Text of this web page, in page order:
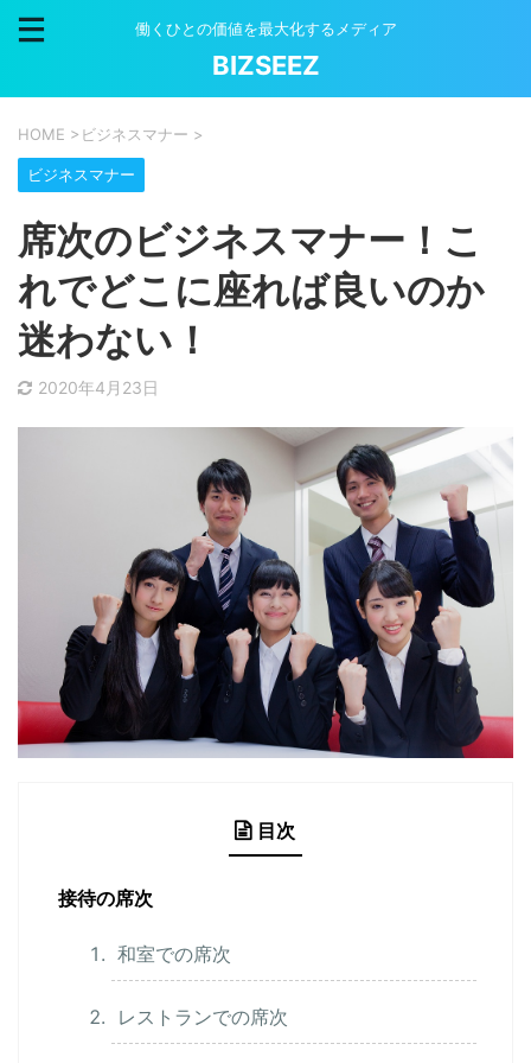
働くひとの価値を最大化するメディア
BIZSEEZ
HOME > ビジネスマナー >
ビジネスマナー
席次のビジネスマナー！こ
れでどこに座れば良いのか
迷わない！
2020年4月23日
目次
接待の席次
和室での席次
レストランでの席次